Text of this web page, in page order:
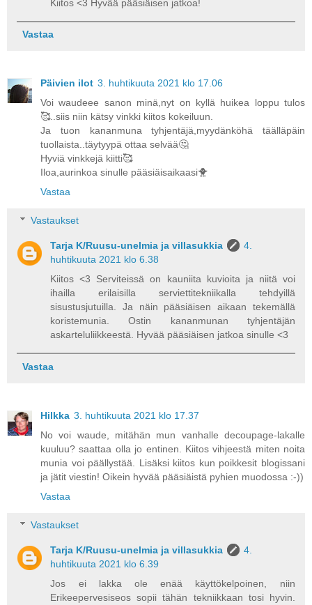
Kiitos <3 Hyvää pääsiäisen jatkoa!
Vastaa
Päivien ilot 3. huhtikuuta 2021 klo 17.06
Voi waudeee sanon minä,nyt on kyllä huikea loppu tulos
🥰..siis niin kätsy vinkki kiitos kokeiluun.
Ja tuon kananmuna tyhjentäjä,myydänköhä täälläpäin
tuollaista..täytyypä ottaa selvää🤔
Hyviä vinkkejä kiitti🥰
Iloa,aurinkoa sinulle pääsiäisaikaasi🐥
Vastaa
Vastaukset
Tarja K/Ruusu-unelmia ja villasukkia
4.
huhtikuuta 2021 klo 6.38
Kiitos <3 Serviteissä on kauniita kuvioita ja niitä voi
ihailla erilaisilla serviettitekniikalla tehdyillä
sisustusjutuilla. Ja näin pääsiäisen aikaan tekemällä
koristemunia. Ostin kananmunan tyhjentäjän
askarteluliikkeestä. Hyvää pääsiäisen jatkoa sinulle <3
Vastaa
Hilkka 3. huhtikuuta 2021 klo 17.37
No voi waude, mitähän mun vanhalle decoupage-lakalle
kuuluu? saattaa olla jo entinen. Kiitos vihjeestä miten noita
munia voi päällystää. Lisäksi kiitos kun poikkesit blogissani
ja jätit viestin! Oikein hyvää pääsiäistä pyhien muodossa :-))
Vastaa
Vastaukset
Tarja K/Ruusu-unelmia ja villasukkia
4.
huhtikuuta 2021 klo 6.39
Jos ei lakka ole enää käyttökelpoinen, niin
Erikeepervesiseos sopii tähän tekniikkaan tosi hyvin.